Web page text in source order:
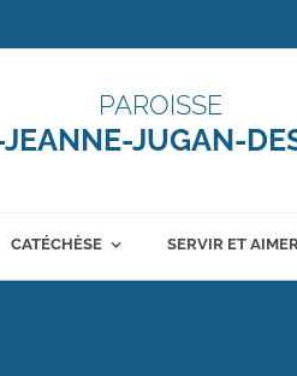
PAROISSE
JUGAN-
CATÉCHÈSE SERVIR ET